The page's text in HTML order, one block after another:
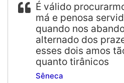
É válido
má e penosa
quando nos
alternado dos
esses dois amos
quanto tirânicos
Sêneca